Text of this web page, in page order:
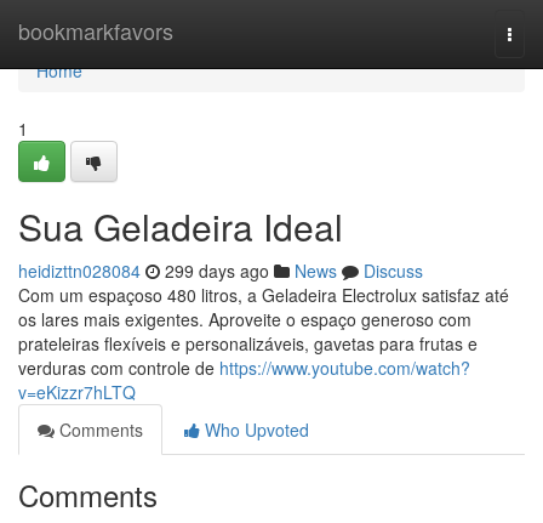
bookmarkfavors
Home
Home
1
Sua Geladeira Ideal
heidizttn028084 299 days ago News
Discuss
Com um espaçoso 480 litros, a Geladeira Electrolux satisfaz até
os lares mais exigentes. Aproveite o espaço generoso com
prateleiras flexíveis e personalizáveis, gavetas para frutas e
verduras com controle de https://www.youtube.com/watch?
v=eKizzr7hLTQ
Comments
Who Upvoted
Comments